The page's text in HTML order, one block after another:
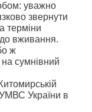
уважно
звернути
терміни
до вживання.
ж
на сумнівний
України в